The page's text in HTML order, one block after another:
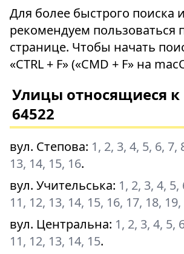
Для более быстрого
рекомендуем пользоваться
странице. Чтобы начать
«CTRL + F» («CMD + F» на
Улицы относящиеся к
64522
вул. Степова: 1, 2, 3, 4, 5, 6, 7,
13, 14, 15, 16.
вул. Учительська: 1, 2, 3, 4, 5,
11, 12, 13, 14, 15, 16, 17, 18,
вул. Центральна: 1, 2, 3, 4, 5,
11, 12, 13, 14, 15.